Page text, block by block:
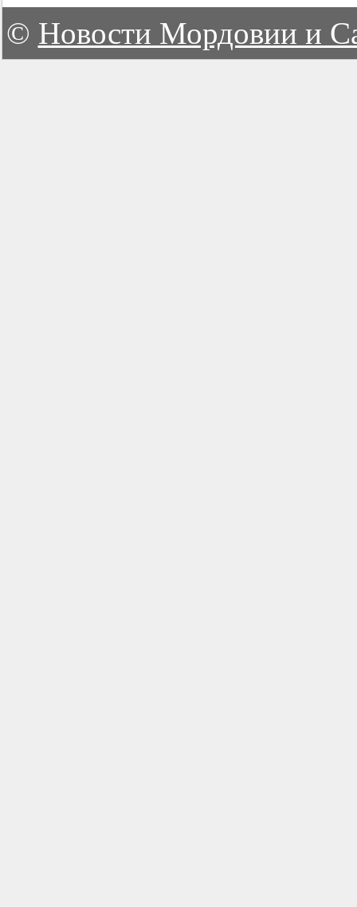
© Новости Мордовии и